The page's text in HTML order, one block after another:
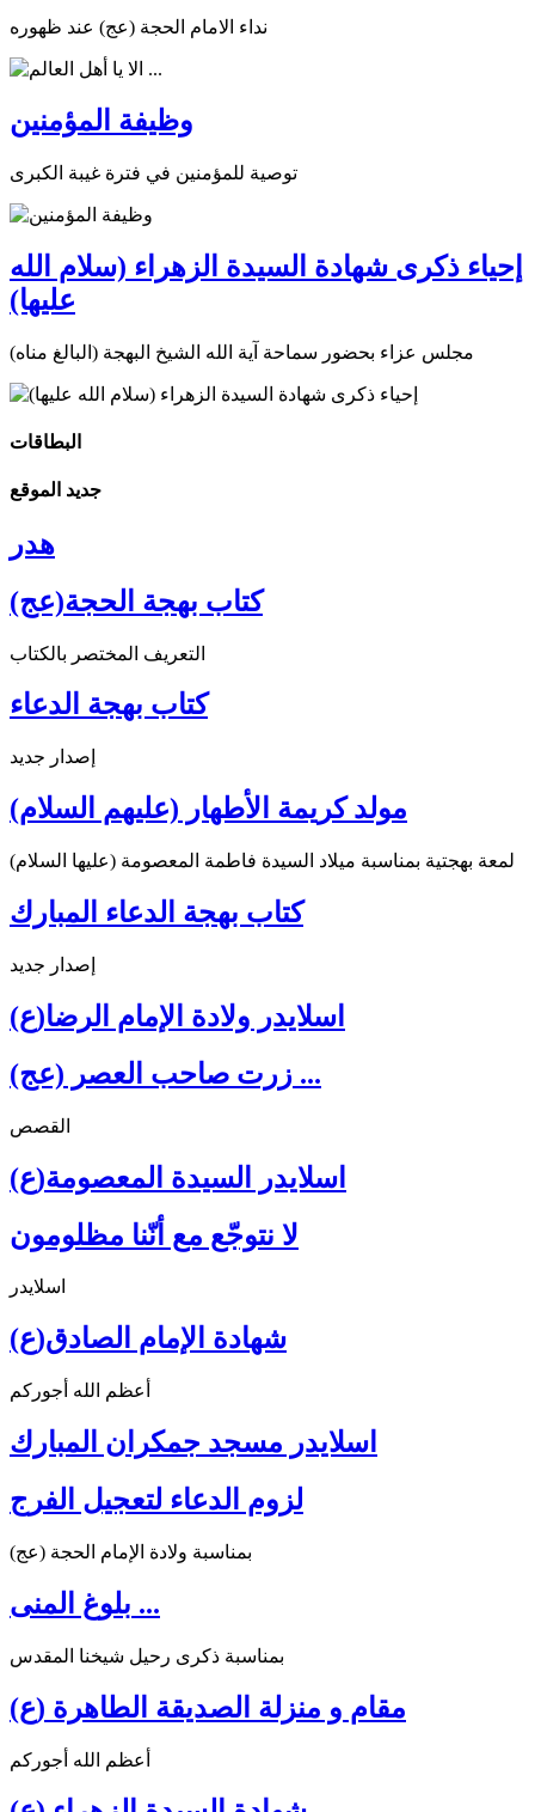
نداء الامام الحجة (عج) عند ظهوره
وظيفة المؤمنين
توصية للمؤمنين في فترة غيبة الكبرى
إحياء ذكرى شهادة السيدة الزهراء (سلام الله
عليها)
مجلس عزاء بحضور سماحة آية الله الشيخ البهجة (البالغ مناه)
البطاقات
جديد الموقع
هدر
كتاب بهجة الحجة(عج)
التعريف المختصر بالكتاب
كتاب بهجة الدعاء
إصدار جديد
مولد كريمة الأطهار (عليهم السلام)
لمعة بهجتية بمناسبة ميلاد السيدة فاطمة المعصومة (عليها السلام)
كتاب بهجة الدعاء المبارك
إصدار جديد
اسلايدر ولادة الإمام الرضا(ع)
زرت صاحب العصر (عج) ...
القصص
اسلايدر السيدة المعصومة(ع)
لا نتوجّع مع أنّنا مظلومون
اسلايدر
شهادة الإمام الصادق(ع)
أعظم الله أجوركم
اسلايدر مسجد جمكران المبارك
لزوم الدعاء لتعجيل الفرج
بمناسبة ولادة الإمام الحجة (عج)
بلوغ المنى ...
بمناسبة ذكرى رحيل شيخنا المقدس
مقام و منزلة الصديقة الطاهرة (ع)
أعظم الله أجوركم